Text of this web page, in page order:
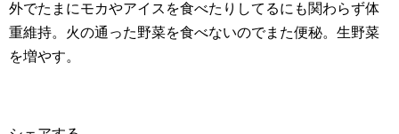
外でたまにモカやアイスを食べたりしてるにも関わらず体
重維持。火の通った野菜を食べないのでまた便秘。生野菜
を増やす。